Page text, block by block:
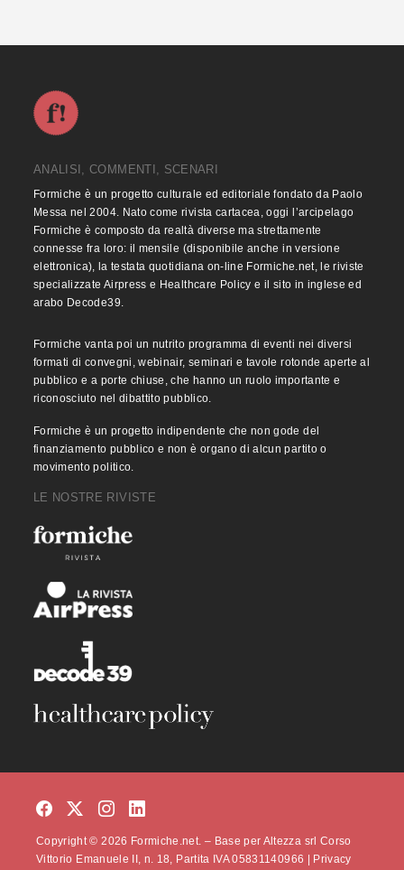
ANALISI, COMMENTI, SCENARI
Formiche è un progetto culturale ed editoriale fondato da Paolo
Messa nel 2004. Nato come rivista cartacea, oggi l’arcipelago
Formiche è composto da realtà diverse ma strettamente
connesse fra loro: il mensile (disponibile anche in versione
elettronica), la testata quotidiana on-line Formiche.net, le riviste
specializzate Airpress e Healthcare Policy e il sito in inglese ed
arabo Decode39.
Formiche vanta poi un nutrito programma di eventi nei diversi
formati di convegni, webinair, seminari e tavole rotonde aperte al
pubblico e a porte chiuse, che hanno un ruolo importante e
riconosciuto nel dibattito pubblico.
Formiche è un progetto indipendente che non gode del
finanziamento pubblico e non è organo di alcun partito o
movimento politico.
LE NOSTRE RIVISTE
Copyright © 2026 Formiche.net. – Base per Altezza srl Corso
Vittorio Emanuele II, n. 18, Partita IVA 05831140966 |
Privacy